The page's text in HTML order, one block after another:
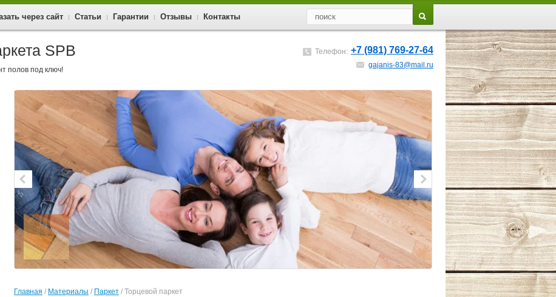
через сайт Статьи Гарантии Отзывы Контакты
SPB
полов под ключ!
Телефон: +7 (981) 769-27-64
gajanis-83@mail.ru
Главная / Материалы / Паркет / Торцевой паркет